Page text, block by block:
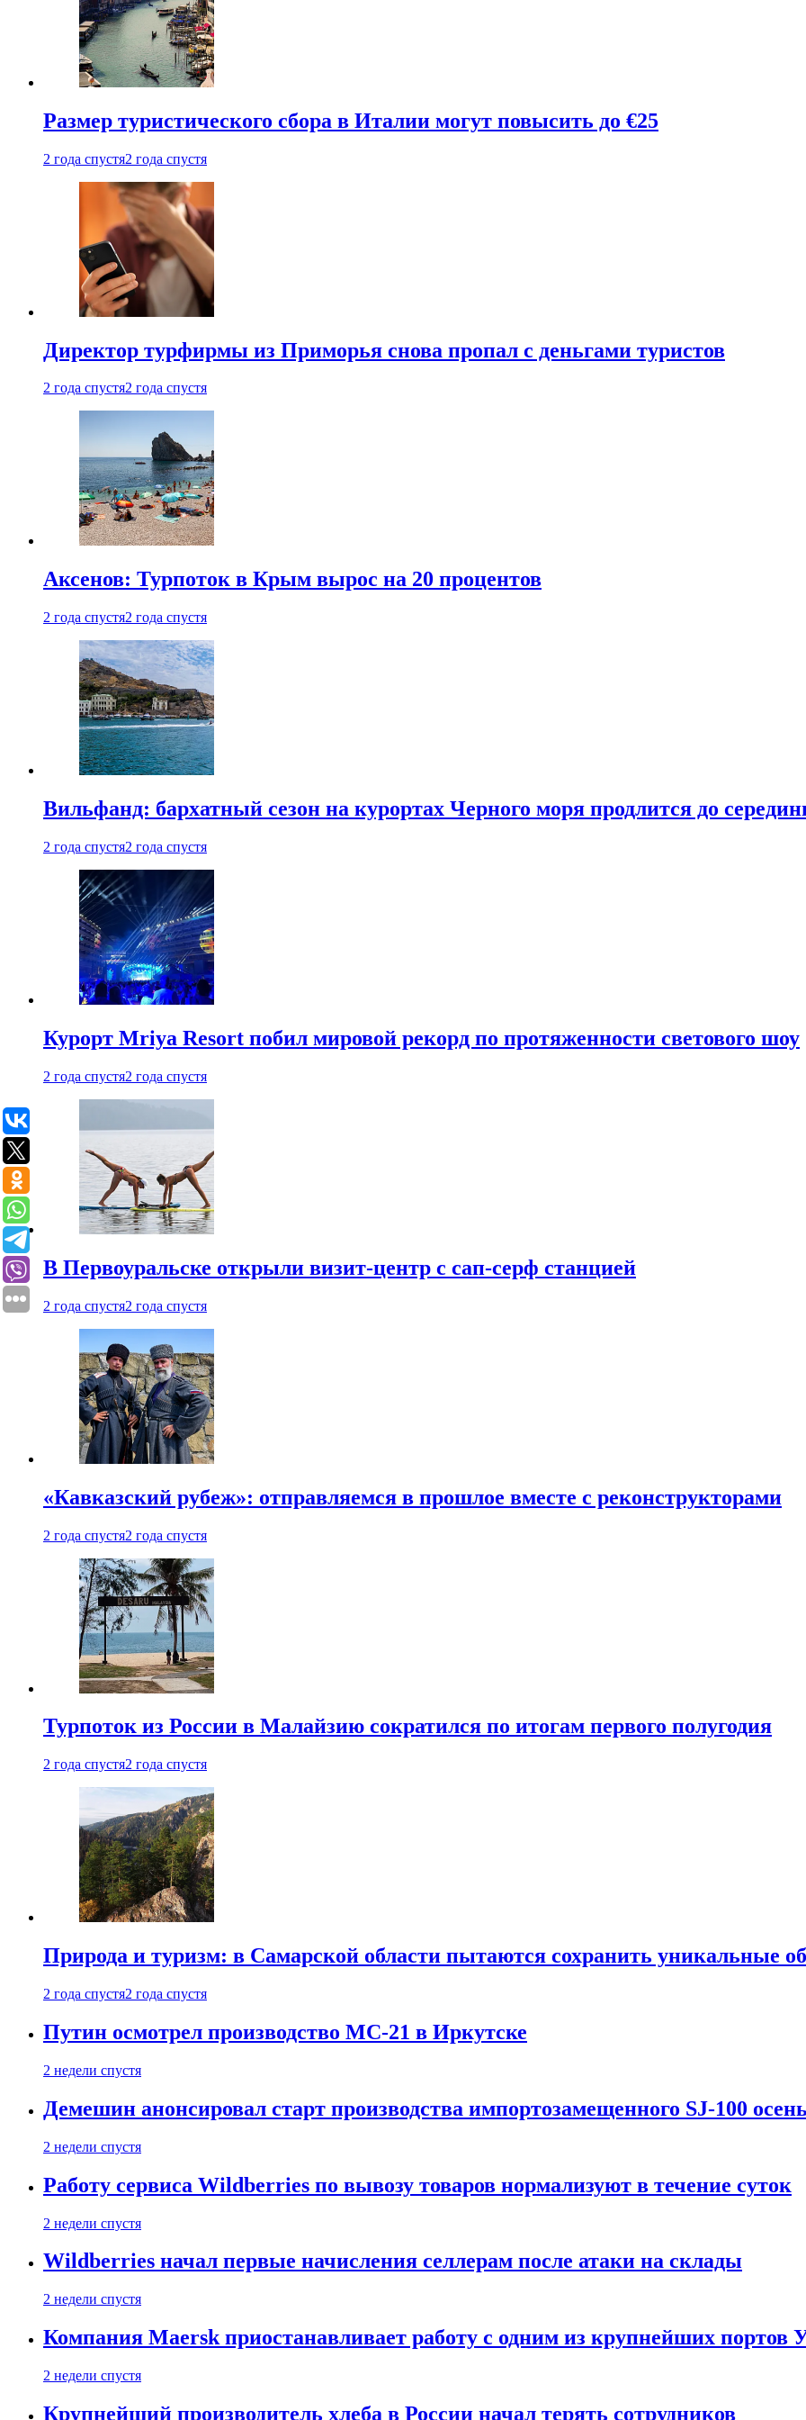
Размер туристического сбора в Италии могут повысить до €25
2 года спустя2 года спустя
Директор турфирмы из Приморья снова пропал с деньгами туристов
2 года спустя2 года спустя
Аксенов: Турпоток в Крым вырос на 20 процентов
2 года спустя2 года спустя
Вильфанд: бархатный сезон на курортах Черного моря продлится до
2 года спустя2 года спустя
Курорт Mriya Resort побил мировой рекорд по протяженности светового шоу
2 года спустя2 года спустя
В Первоуральске открыли визит-центр с сап-серф станцией
2 года спустя2 года спустя
«Кавказский рубеж»: отправляемся в прошлое вместе с реконструкторами
2 года спустя2 года спустя
Турпоток из России в Малайзию сократился по итогам первого полугодия
2 года спустя2 года спустя
Природа и туризм: в Самарской области пытаются сохранить уникальные
2 года спустя2 года спустя
Путин осмотрел производство МС-21 в Иркутске
2 недели спустя
Демешин анонсировал старт производства импортозамещенного SJ-100
2 недели спустя
Работу сервиса Wildberries по вывозу товаров нормализуют в течение суток
2 недели спустя
Wildberries начал первые начисления селлерам после атаки на склады
2 недели спустя
Компания Maersk приостанавливает работу с одним из крупнейших портов
2 недели спустя
Крупнейший производитель хлеба в России начал терять сотрудников